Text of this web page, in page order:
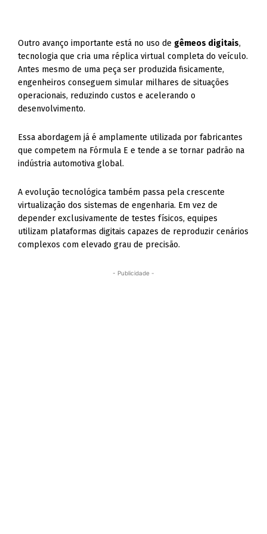
Outro avanço importante está no uso de gêmeos digitais,
tecnologia que cria uma réplica virtual completa do veículo.
Antes mesmo de uma peça ser produzida fisicamente,
engenheiros conseguem simular milhares de situações
operacionais, reduzindo custos e acelerando o
desenvolvimento.
Essa abordagem já é amplamente utilizada por fabricantes
que competem na Fórmula E e tende a se tornar padrão na
indústria automotiva global.
A evolução tecnológica também passa pela crescente
virtualização dos sistemas de engenharia. Em vez de
depender exclusivamente de testes físicos, equipes
utilizam plataformas digitais capazes de reproduzir cenários
complexos com elevado grau de precisão.
- Publicidade -